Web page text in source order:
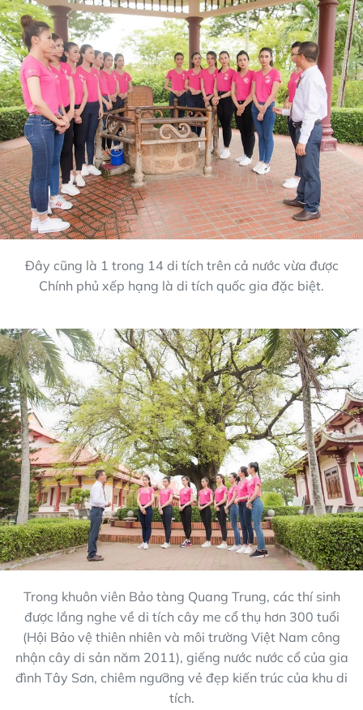
Đây cũng là 1 trong 14 di tích trên cả nước vừa được
Chính phủ xếp hạng là di tích quốc gia đặc biệt.
Trong khuôn viên Bảo tàng Quang Trung, các thí sinh
được lắng nghe về di tích cây me cổ thụ hơn 300 tuổi
(Hội Bảo vệ thiên nhiên và môi trường Việt Nam công
nhận cây di sản năm 2011), giếng nước nước cổ của gia
đình Tây Sơn, chiêm ngưỡng vẻ đẹp kiến trúc của khu di
tích.